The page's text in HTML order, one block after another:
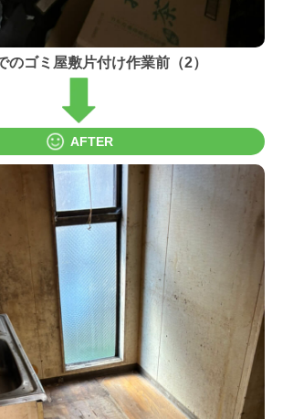
のゴミ屋敷片付け作業前（2）
AFTER